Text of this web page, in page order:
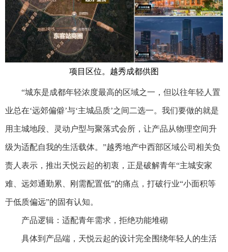
项目区位。越秀成都供图
“城东是成都年轻浓度最高的区域之一，但以往年轻人置
业总在‘远郊偏僻’与‘主城品质’之间二选一。我们要做的就是
用主城地段、灵动户型与聚落式会所，让产品从物理空间升
级为适配自我的生活载体。”越秀地产中西部区域公司相关负
责人表示，推出天悦云起的初衷，正是破解青年“主城安家
难、远郊通勤累、刚需配置低”的痛点，打破行业“小面积等
于低质偏远”的固有认知。
产品逻辑：适配青年需求，拒绝功能堆砌
具体到产品端，天悦云起的设计完全围绕年轻人的生活